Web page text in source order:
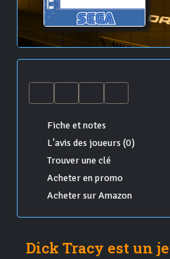
Fiche et notes
L'avis des joueurs (0)
Trouver une clé
Acheter en promo
Acheter sur Amazon
Dick Tracy est un